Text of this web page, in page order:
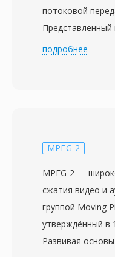
потоковой
Представленный
первоначально
вмещать данные
включая такие
коррекция
битрейт и
потока без
ASF содержат
подробнее
MPEG-2
MPEG-2 —
сжатия видео и
группой Moving
утверждённый в
Развивая